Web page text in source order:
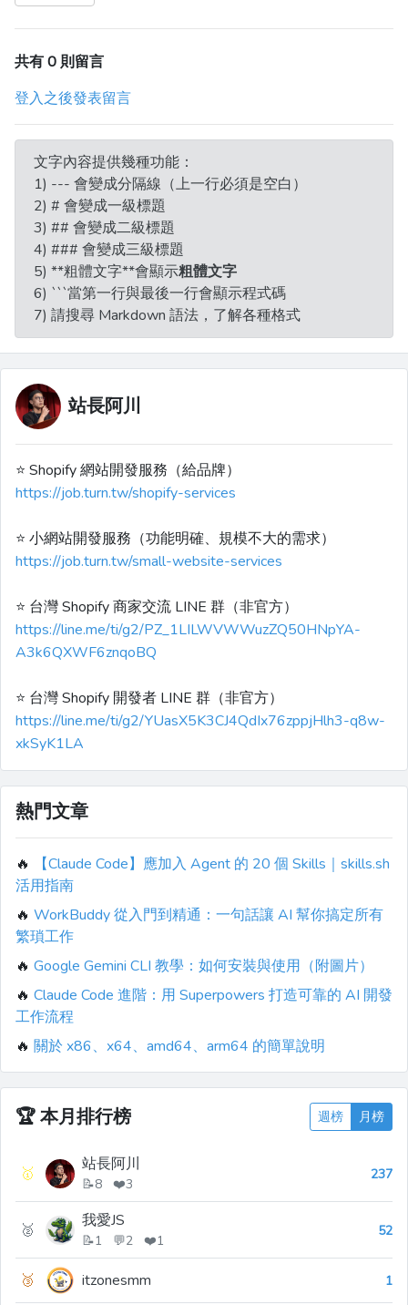
共有 0 則留言
登入之後發表留言
文字內容提供幾種功能：
1) --- 會變成分隔線（上一行必須是空白）
2) # 會變成一級標題
3) ## 會變成二級標題
4) ### 會變成三級標題
5) **粗體文字**會顯示粗體文字
6) ```當第一行與最後一行會顯示程式碼
7) 請搜尋 Markdown 語法，了解各種格式
站長阿川
⭐️ Shopify 網站開發服務（給品牌）
https://job.turn.tw/shopify-services
⭐️ 小網站開發服務（功能明確、規模不大的需求）
https://job.turn.tw/small-website-services
⭐️ 台灣 Shopify 商家交流 LINE 群（非官方）
https://line.me/ti/g2/PZ_1LILWVWWuzZQ50HNpYA-
A3k6QXWF6znqoBQ
⭐️ 台灣 Shopify 開發者 LINE 群（非官方）
https://line.me/ti/g2/YUasX5K3CJ4QdIx76zppjHlh3-q8w-
xkSyK1LA
熱門文章
🔥
【Claude Code】應加入 Agent 的 20 個 Skills｜skills.sh
活用指南
🔥 WorkBuddy 從入門到精通：一句話讓 AI 幫你搞定所有
繁瑣工作
🔥 Google Gemini CLI 教學：如何安裝與使用（附圖片）
🔥 Claude Code 進階：用 Superpowers 打造可靠的 AI 開發
工作流程
🔥 關於 x86、x64、amd64、arm64 的簡單說明
🏆本月排行榜 週榜 月榜
🥇 站長阿川
📝8 ❤️3
237
🥈 我愛JS
📝1 💬2 ❤️1
52
🥉 itzonesmm 1